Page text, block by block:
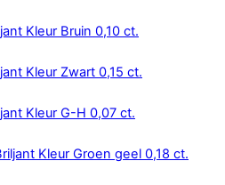
Kleur Bruin 0,10 ct.
Kleur Zwart 0,15 ct.
Kleur G-H 0,07 ct.
Kleur Groen geel 0,18 ct.